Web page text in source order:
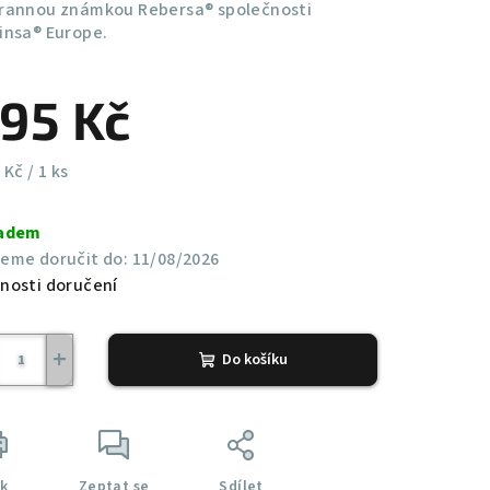
známkou Rebersa® společnosti
Europe.
Kč
Kč / 1 ks
doručit do: 11/08/2026
doručení
+ Do košíku